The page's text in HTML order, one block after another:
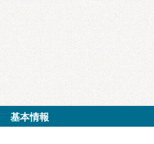
基本情報